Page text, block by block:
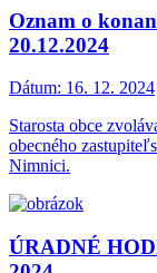
Oznam o
20.12.2024
Dátum: 16. 12. 2024
Starosta obce
obecného
Nimnici.
ÚRADNÉ